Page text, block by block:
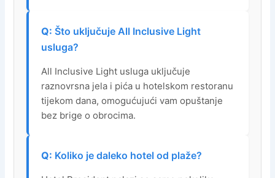
Što uključuje All Inclusive Light
usluga?
All Inclusive Light usluga uključuje
raznovrsna jela i pića u hotelskom restoranu
tijekom dana, omogućujući vam opuštanje
bez brige o obrocima.
Koliko je daleko hotel od plaže?